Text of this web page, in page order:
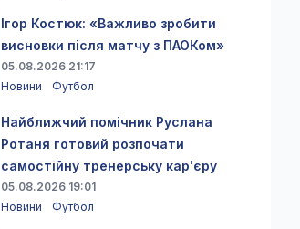
Ігор Костюк: «Важливо зробити
висновки після матчу з ПАОКом»
05.08.2026 21:17
Новини
Футбол
Найближчий помічник Руслана
Ротаня готовий розпочати
самостійну тренерську кар'єру
05.08.2026 19:01
Новини
Футбол